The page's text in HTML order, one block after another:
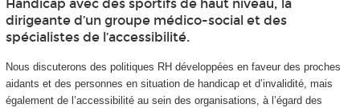
Handicap avec des sportifs de haut niveau, la
dirigeante d’un groupe médico-social et des
spécialistes de l’accessibilité.
Nous discuterons des politiques RH développées en faveur des proches
aidants et des personnes en situation de handicap et d’invalidité, mais
également de l’accessibilité au sein des organisations, à l’égard des